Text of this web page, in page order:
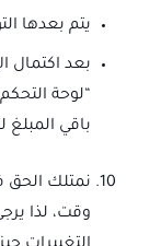
يتم بعدها
بعد اكتمال
“لوحة
باقي المبلغ
نمتلك الحق
وقت، لذا